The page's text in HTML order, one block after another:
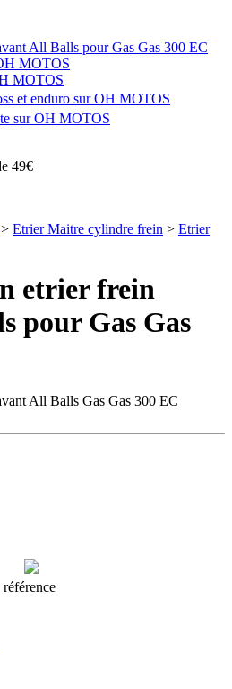
49€
> Etrier Maitre cylindre frein > Etrier
etrier frein
pour Gas Gas